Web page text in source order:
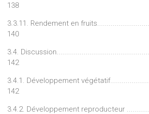
138
3.3.11. Rendement en
140
3.4.
142
3.4.1. Développement
142
3.4.2. Développement reproducteur